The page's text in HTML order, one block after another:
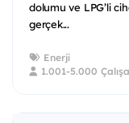
dolumu ve LPG’li
gerçek...
Enerji
1.001-5.000